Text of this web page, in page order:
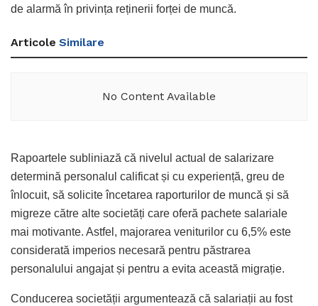
de alarmă în privința reținerii forței de muncă.
Articole Similare
No Content Available
Rapoartele subliniază că nivelul actual de salarizare
determină personalul calificat și cu experiență, greu de
înlocuit, să solicite încetarea raporturilor de muncă și să
migreze către alte societăți care oferă pachete salariale
mai motivante. Astfel, majorarea veniturilor cu 6,5% este
considerată imperios necesară pentru păstrarea
personalului angajat și pentru a evita această migrație.
Conducerea societății argumentează că salariații au fost